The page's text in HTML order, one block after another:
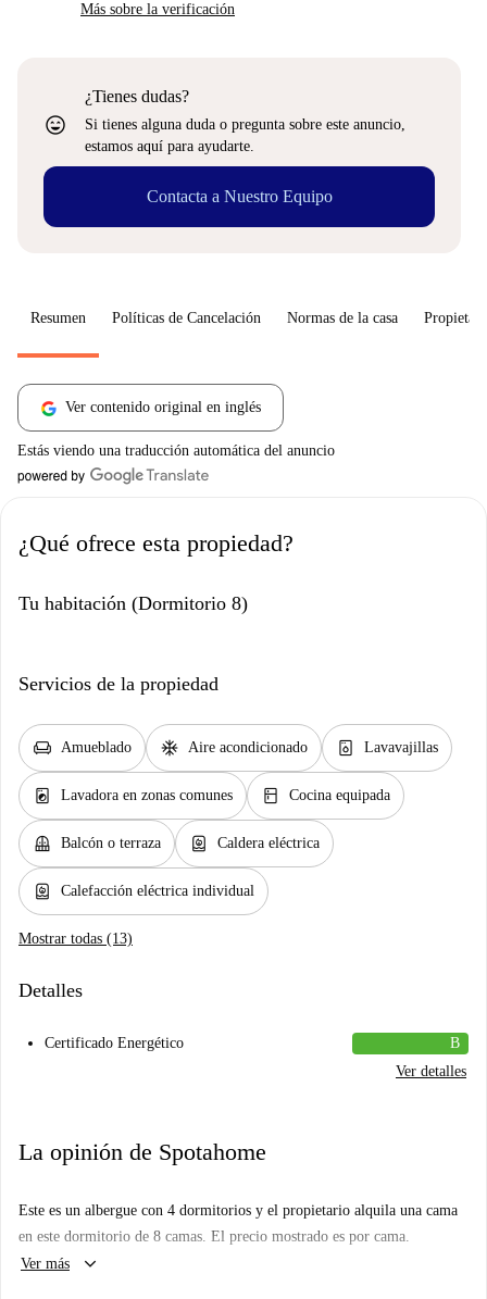
Más sobre la verificación
sentiment_very_satisfied
¿Tienes dudas?
Si tienes alguna duda o pregunta sobre este anuncio,
estamos aquí para ayudarte.
Contacta a Nuestro Equipo
Resumen Políticas de Cancelación Normas de la casa
Ver contenido original en inglés
Estás viendo una traducción automática del anuncio
¿Qué ofrece esta propiedad?
Tu habitación (Dormitorio 8)
Servicios de la propiedad
chair Amueblado ac_unit Aire acondicionado dishwasher_gen Lavavajillas
local_laundry_service Lavadora en zonas comunes kitchen Cocina equipada
balcony Balcón o terraza water_heater Caldera eléctrica
water_heater Calefacción eléctrica individual
Mostrar todas (13)
Detalles
Certificado Energético
B
Ver detalles
La opinión de Spotahome
Este es un albergue con 4 dormitorios y el propietario alquila una cama
en este dormitorio de 8 camas. El precio mostrado es por cama.
Ver más
keyboard_arrow_down